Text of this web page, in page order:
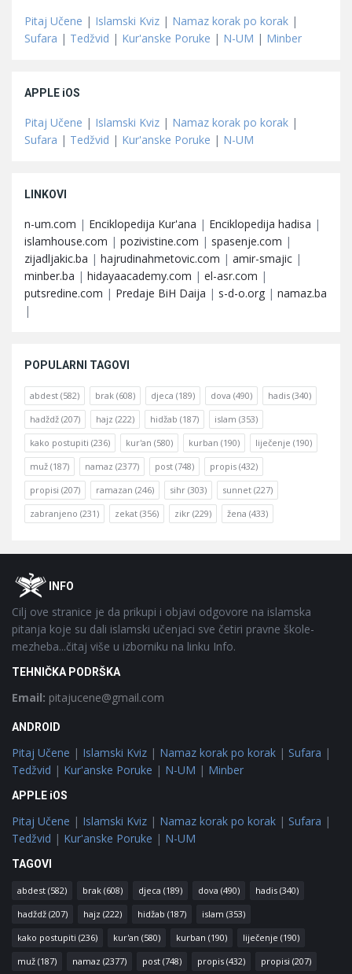
Pitaj Učene | Islamski Kviz | Namaz korak po korak |
Sufara | Tedžvid | Kur'anske Poruke | N-UM | Minber
APPLE iOS
Pitaj Učene | Islamski Kviz | Namaz korak po korak |
Sufara | Tedžvid | Kur'anske Poruke | N-UM
LINKOVI
n-um.com | Enciklopedija Kur'ana | Enciklopedija hadisa |
islamhouse.com | pozivistine.com | spasenje.com |
zijadljakic.ba | hajrudinahmetovic.com | amir-smajic |
minber.ba | hidayaacademy.com | el-asr.com |
putsredine.com | Predaje BiH Daija | s-d-o.org | namaz.ba
|
POPULARNI TAGOVI
abdest (582) brak (608) djeca (189) dova (490) hadis (340)
hadždž (207) hajz (222) hidžab (187) islam (353)
kako postupiti (236) kur'an (580) kurban (190) liječenje (190)
muž (187) namaz (2377) post (748) propis (432)
propisi (207) ramazan (246) sihr (303) sunnet (227)
zabranjeno (231) zekat (356) zikr (229) žena (433)
FooterOINFO
Cilj ove stranice je da prikupi i objavi odgovore na islamska
pitanja koje su dali islamski učenjaci sve četiri pravne škole-
mezheba...čitaj više u izborniku na linku Info.
TEHNIČKA PODRŠKA
Email: pitajucene@gmail.com
ANDROID
Pitaj Učene | Islamski Kviz | Namaz korak po korak | Sufara |
Tedžvid | Kur'anske Poruke | N-UM | Minber
APPLE iOS
Pitaj Učene | Islamski Kviz | Namaz korak po korak | Sufara |
Tedžvid | Kur'anske Poruke | N-UM
TAGOVI
abdest (582) brak (608) djeca (189) dova (490) hadis (340)
hadždž (207) hajz (222) hidžab (187) islam (353)
kako postupiti (236) kur'an (580) kurban (190) liječenje (190)
muž (187) namaz (2377) post (748) propis (432) propisi (207)